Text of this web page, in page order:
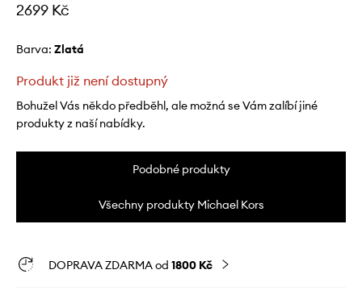
2699 Kč
Barva: zlatá
Produkt již není dostupný
Bohužel Vás někdo předběhl, ale možná se Vám zalíbí jiné
produkty z naší nabídky.
Podobné produkty
Všechny produkty Michael Kors
DOPRAVA ZDARMA od 1800 Kč